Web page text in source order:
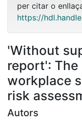
per citar o
https://
'Without
report':
workplace
risk
Autors